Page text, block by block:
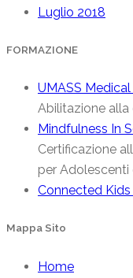
Luglio 2018
FORMAZIONE
UMASS
Abilitazione alla
Mindfulness In
Certificazione
per Adolescenti
Connected
Mappa Sito
Home